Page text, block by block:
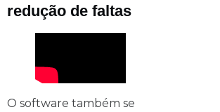
redução de faltas
O software também se